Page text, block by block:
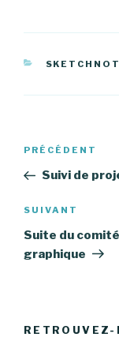
Navigation
l’article
Article
précédent
PRÉCÉDENT
Suivi de
Article
suivant
SUIVANT
Suite du
graphique
RETROUVEZ-